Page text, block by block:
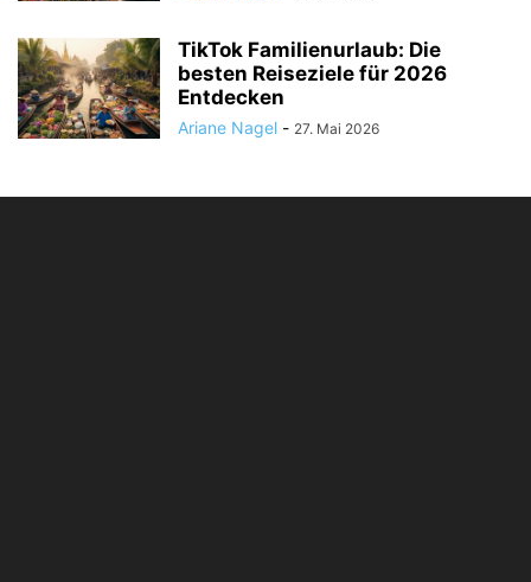
TikTok Familienurlaub: Die
besten Reiseziele für 2026
Entdecken
Ariane Nagel - 27. Mai 2026